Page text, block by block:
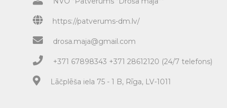
https://patverums-dm.lv/
drosa.maja@gmail.com
+371 67898343 +371 28612120 (24/7 telefons)
Lāčplēša iela 75 - 1 B, Rīga, LV-1011